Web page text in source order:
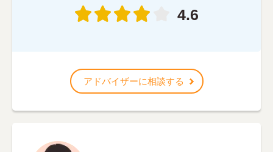
4.6
アドバイザーに相談する